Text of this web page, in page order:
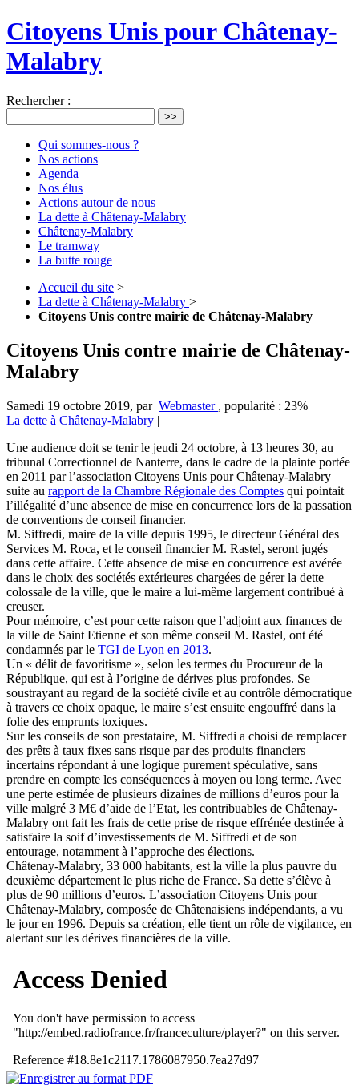
Citoyens Unis pour Châtenay-
Malabry
Rechercher :
>>
Qui sommes-nous ?
Nos actions
Agenda
Nos élus
Actions autour de nous
La dette à Châtenay-Malabry
Châtenay-Malabry
Le tramway
La butte rouge
Accueil du site >
La dette à Châtenay-Malabry >
Citoyens Unis contre mairie de Châtenay-Malabry
Citoyens Unis contre mairie de Châtenay-
Malabry
Samedi 19 octobre 2019, par Webmaster , popularité : 23%
La dette à Châtenay-Malabry |
Une audience doit se tenir le jeudi 24 octobre, à 13 heures 30, au
tribunal Correctionnel de Nanterre, dans le cadre de la plainte portée
en 2011 par l’association Citoyens Unis pour Châtenay-Malabry
suite au rapport de la Chambre Régionale des Comptes qui pointait
l’illégalité d’une absence de mise en concurrence lors de la passation
de conventions de conseil financier.
M. Siffredi, maire de la ville depuis 1995, le directeur Général des
Services M. Roca, et le conseil financier M. Rastel, seront jugés
dans cette affaire. Cette absence de mise en concurrence est avérée
dans le choix des sociétés extérieures chargées de gérer la dette
colossale de la ville, que le maire a lui-même largement contribué à
creuser.
Pour mémoire, c’est pour cette raison que l’adjoint aux finances de
la ville de Saint Etienne et son même conseil M. Rastel, ont été
condamnés par le TGI de Lyon en 2013.
Un « délit de favoritisme », selon les termes du Procureur de la
République, qui est à l’origine de dérives plus profondes. Se
soustrayant au regard de la société civile et au contrôle démocratique
à travers ce choix opaque, le maire s’est ensuite engouffré dans la
folie des emprunts toxiques.
Sur les conseils de son prestataire, M. Siffredi a choisi de remplacer
des prêts à taux fixes sans risque par des produits financiers
incertains répondant à une logique purement spéculative, sans
prendre en compte les conséquences à moyen ou long terme. Avec
une perte estimée de plusieurs dizaines de millions d’euros pour la
ville malgré 3 M€ d’aide de l’Etat, les contribuables de Châtenay-
Malabry ont fait les frais de cette prise de risque effrénée destinée à
satisfaire la soif d’investissements de M. Siffredi et de son
entourage, notamment à l’approche des élections.
Châtenay-Malabry, 33 000 habitants, est la ville la plus pauvre du
deuxième département le plus riche de France. Sa dette s’élève à
plus de 90 millions d’euros. L’association Citoyens Unis pour
Châtenay-Malabry, composée de Châtenaisiens indépendants, a vu
le jour en 1996. Depuis sa création, elle tient un rôle de vigilance, en
alertant sur les dérives financières de la ville.